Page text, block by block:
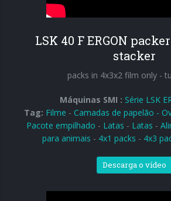
Ingresso em linha
Ingresso a 90°
LSK 40 F ERGON
stacker
packs in 4x3x2 film only -
Máquinas SMI : Série LSK
Tag: Filme - Camadas de papelão -
Pacote empilhado - Latas - Latas -
para animais - 4x1 packs - 4x3
Descarga o vídeo